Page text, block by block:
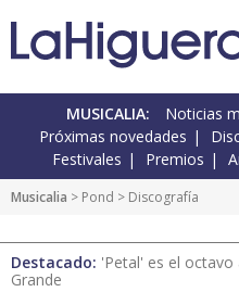
MUSICALIA: Noticias
Próximas novedades
Festivales
Premios
Musicalia > Pond > Discografía
Destacado: 'Petal' es el octavo
Grande